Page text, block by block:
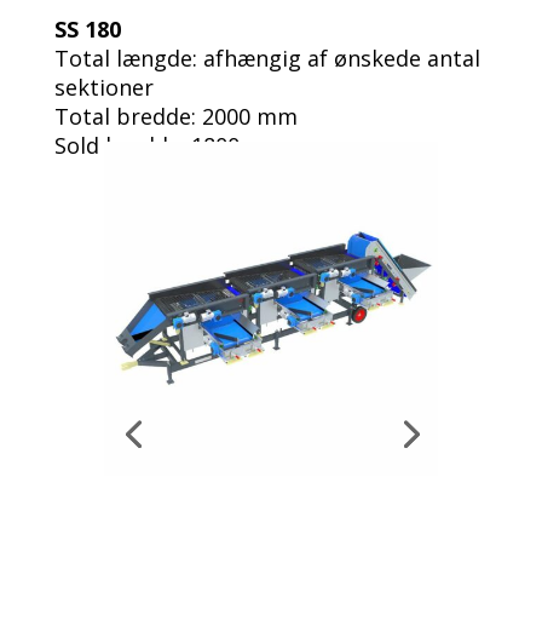
SS 180
Total længde: afhængig af ønskede antal
sektioner
Total bredde: 2000 mm
Sold bredde. 1800 mm